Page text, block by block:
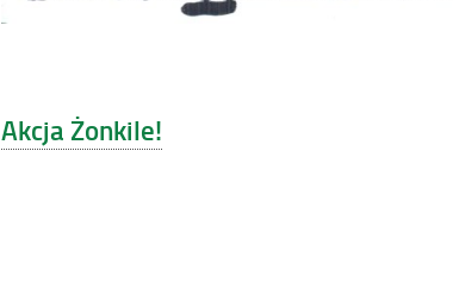
Akcja Żonkile!